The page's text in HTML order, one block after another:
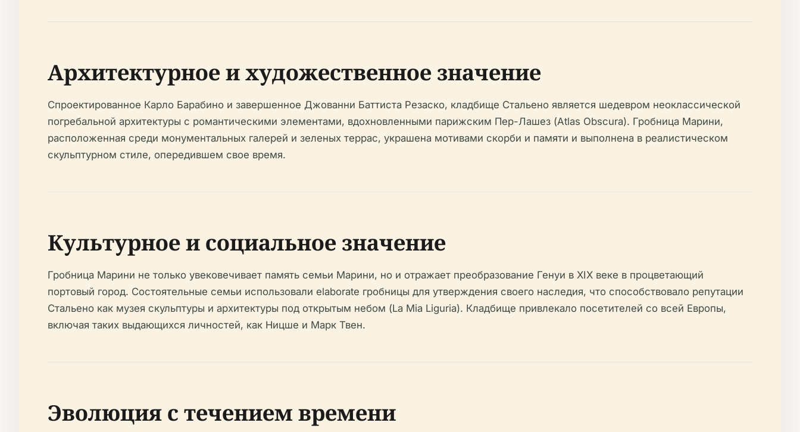
Архитектурное и художественное значение
Спроектированное Карло Барабино и завершенное Джованни Баттиста Резаско, кладбище Стальено является шедевром неоклассической
погребальной архитектуры с романтическими элементами, вдохновленными парижским Пер-Лашез (Atlas Obscura). Гробница Марини,
расположенная среди монументальных галерей и зеленых террас, украшена мотивами скорби и памяти и выполнена в реалистическом
скульптурном стиле, опередившем свое время.
Культурное и социальное значение
Гробница Марини не только увековечивает память семьи Марини, но и отражает преобразование Генуи в XIX веке в процветающий
портовый город. Состоятельные семьи использовали elaborate гробницы для утверждения своего наследия, что способствовало репутации
Стальено как музея скульптуры и архитектуры под открытым небом (La Mia Liguria). Кладбище привлекало посетителей со всей Европы,
включая таких выдающихся личностей, как Ницше и Марк Твен.
Эволюция с течением времени